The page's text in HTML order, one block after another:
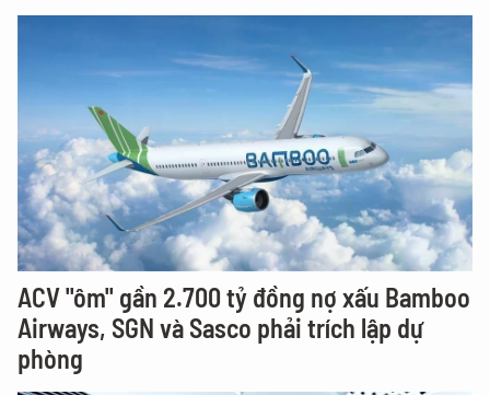
ACV "ôm" gần 2.700 tỷ đồng nợ xấu Bamboo
Airways, SGN và Sasco phải trích lập dự
phòng